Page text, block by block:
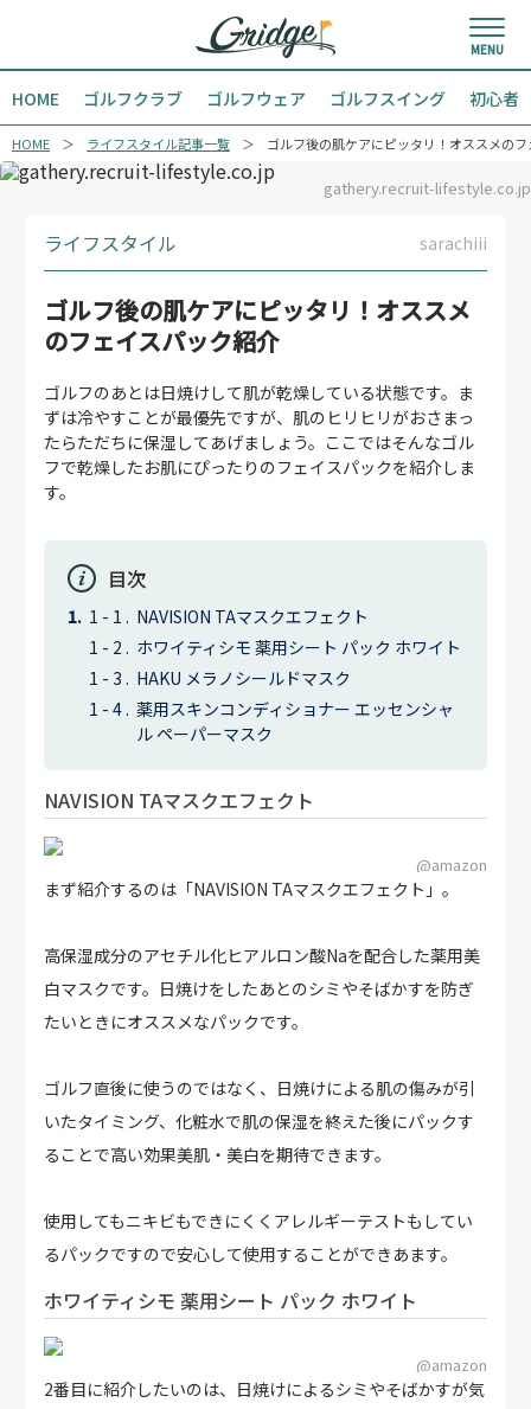
HOME ゴルフクラブ ゴルフウェア ゴルフスイング 初心者
HOME ライフスタイル記事一覧 ゴルフ後の肌ケアにピッタリ！オススメの
gathery.recruit-lifestyle.co.jp
ライフスタイル sarachiii
ゴルフ後の肌ケアにピッタリ！オススメ
のフェイスパック紹介
ゴルフのあとは日焼けして肌が乾燥している状態です。ま
ずは冷やすことが最優先ですが、肌のヒリヒリがおさまっ
たらただちに保湿してあげましょう。ここではそんなゴル
フで乾燥したお肌にぴったりのフェイスパックを紹介しま
す。
目次
NAVISION TAマスクエフェクト
ホワイティシモ 薬用シート パック ホワイト
HAKU メラノシールドマスク
薬用スキンコンディショナー エッセンシャ
ル ペーパーマスク
NAVISION TAマスクエフェクト
@amazon
まず紹介するのは「NAVISION TAマスクエフェクト」。
高保湿成分のアセチル化ヒアルロン酸Naを配合した薬用美
白マスクです。日焼けをしたあとのシミやそばかすを防ぎ
たいときにオススメなパックです。
ゴルフ直後に使うのではなく、日焼けによる肌の傷みが引
いたタイミング、化粧水で肌の保湿を終えた後にパックす
ることで高い効果美肌・美白を期待できます。
使用してもニキビもできにくくアレルギーテストもしてい
るパックですので安心して使用することができあます。
ホワイティシモ 薬用シート パック ホワイト
@amazon
2番目に紹介したいのは、日焼けによるシミやそばかすが気